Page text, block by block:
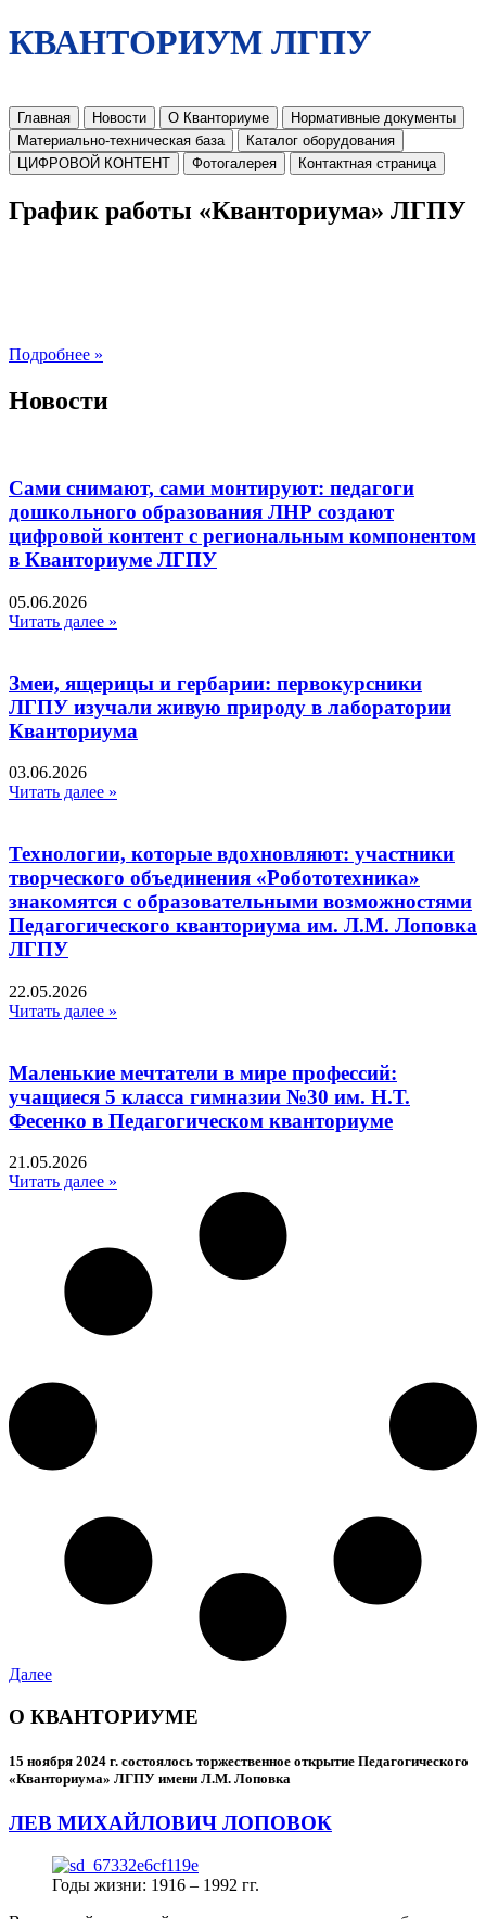
КВАНТОРИУМ ЛГПУ
Главная Новости О Кванториуме
Нормативные документы
Материально-техническая база
Каталог оборудования
ЦИФРОВОЙ КОНТЕНТ
Фотогалерея Контактная страница
График работы «Кванториума» ЛГПУ
Подробнее »
Новости
Сами снимают, сами монтируют: педагоги
дошкольного образования ЛНР создают
цифровой контент с региональным компонентом
в Кванториуме ЛГПУ​
05.06.2026
Читать далее »
Змеи, ящерицы и гербарии: первокурсники
ЛГПУ изучали живую природу в лаборатории
Кванториума
03.06.2026
Читать далее »
Технологии, которые вдохновляют: участники
творческого объединения «Робототехника»
знакомятся с образовательными возможностями
Педагогического кванториума им. Л.М. Лоповка
ЛГПУ
22.05.2026
Читать далее »
Маленькие мечтатели в мире профессий:
учащиеся 5 класса гимназии №30 им. Н.Т.
Фесенко в Педагогическом кванториуме
21.05.2026
Читать далее »
Далее
О КВАНТОРИУМЕ
15 ноября 2024 г. состоялось торжественное открытие Педагогического
«Кванториума» ЛГПУ имени Л.М. Лоповка
ЛЕВ МИХАЙЛОВИЧ ЛОПОВОК
Годы жизни: 1916 – 1992 гг.